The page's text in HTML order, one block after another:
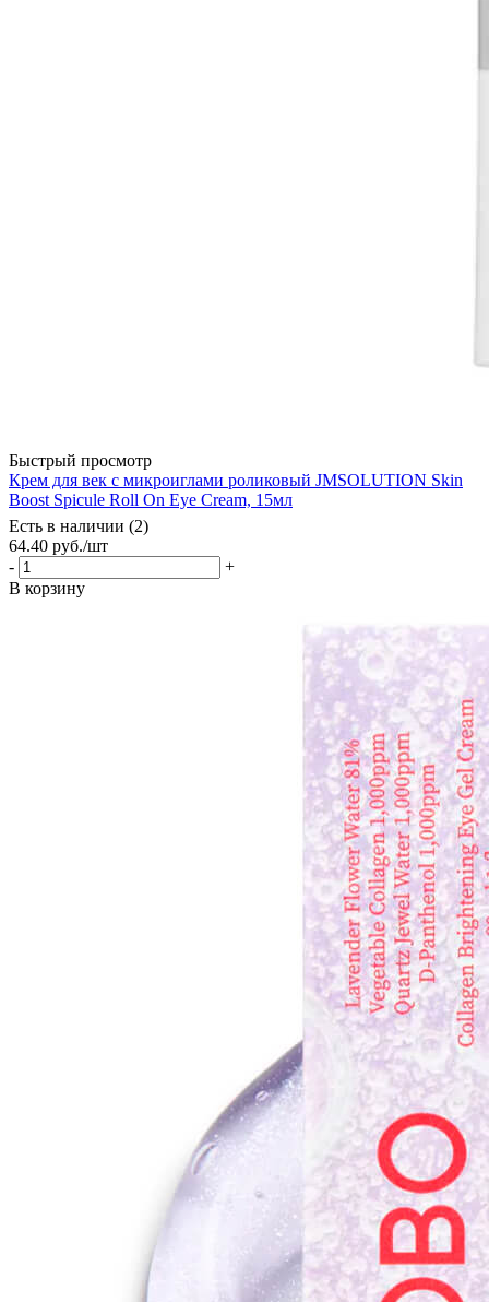
Быстрый просмотр
Крем для век с микроиглами роликовый JMSOLUTION Skin
Boost Spicule Roll On Eye Cream, 15мл
Есть в наличии (2)
64.40 руб./шт
-
+
В корзину